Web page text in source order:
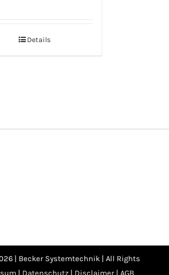
Details
| Becker Systemtechnik | All Rights
| Datenschutz | Disclaimer | AGB